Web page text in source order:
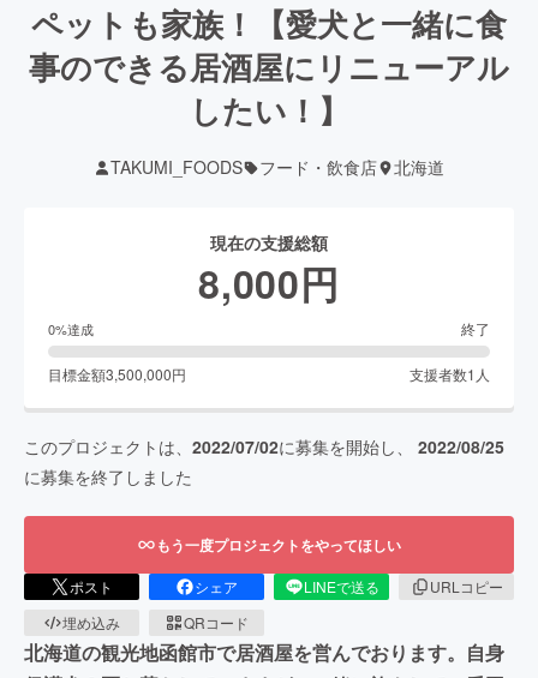
ペットも家族！【愛犬と一緒に食
事のできる居酒屋にリニューアル
したい！】
TAKUMI_FOODS フード・飲食店 北海道
現在の支援総額
8,000円
0%達成 終了
目標金額3,500,000円 支援者数1 人
このプロジェクトは、 2022/07/02に募集を開始し、 2022/08/25
に募集を終了しました
もう一度プロジェクトをやってほしい
ポスト シェア LINEで送る
URLコピー
埋め込み
QRコード
北海道の観光地函館市で居酒屋を営んでおります。自身